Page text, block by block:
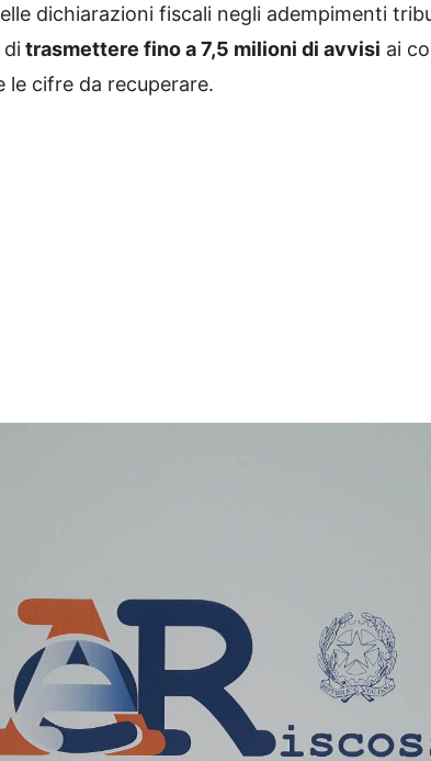
dichiarazioni fiscali negli adempimenti
ditrasmettere fino a 7,5 milioni di avvisi ai
le cifre da recuperare.